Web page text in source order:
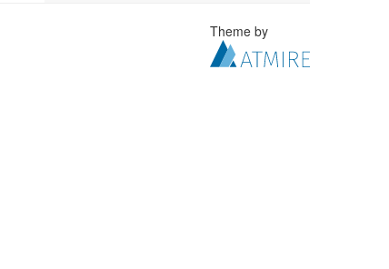
Theme by